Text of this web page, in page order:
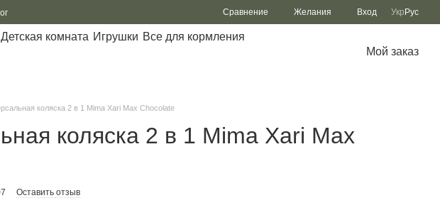
Сравнение Желания Вход Укр Рус
Детская комната Игрушки Все для кормления
Мой заказ
коляска 2 в 1 Mima Xari Max Chocolate
коляска 2 в 1 Mima Xari Max
Оставить отзыв